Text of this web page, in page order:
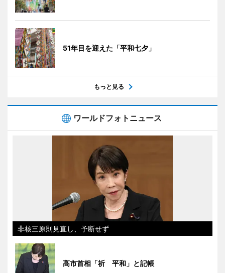
51年目を迎えた「平和七夕」
もっと見る
ワールドフォトニュース
非核三原則見直し、予断せず
高市首相「祈 平和」と記帳